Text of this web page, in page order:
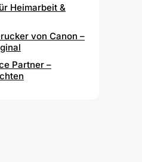
Heimarbeit &
von Canon –
Partner –